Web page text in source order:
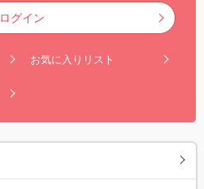
ログイン
お気に入りリスト